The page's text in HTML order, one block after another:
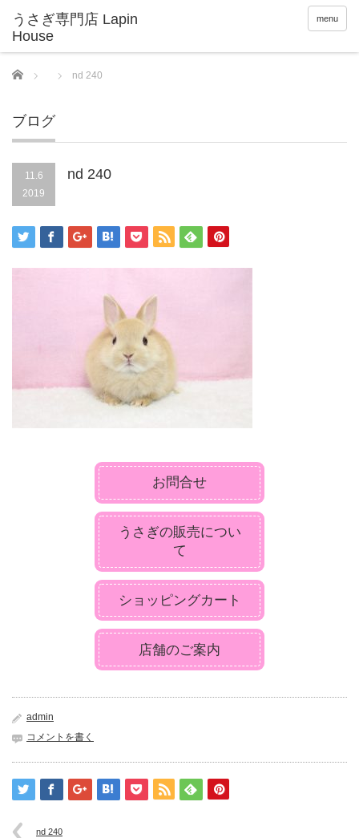
menu
Home nd 240
ブログ
11.6
2019
nd 240
お問合せ
うさぎの販売につい
て
ショッピングカート
店舗のご案内
admin
コメントを書く
nd 240